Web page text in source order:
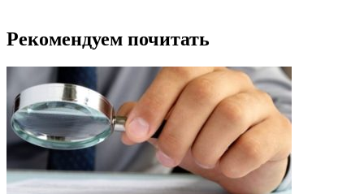
Рекомендуем почитать